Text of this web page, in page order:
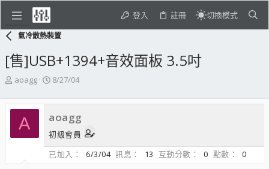
登入 註冊 切換模式
氣冷散熱裝置
[售]USB+1394+音效面板 3.5吋
主
發
人
aoagg
開
日
期
8/27/04
A aoagg
初級會員
已加入
6/3/04 訊息 13 互動分數 0 點數
0